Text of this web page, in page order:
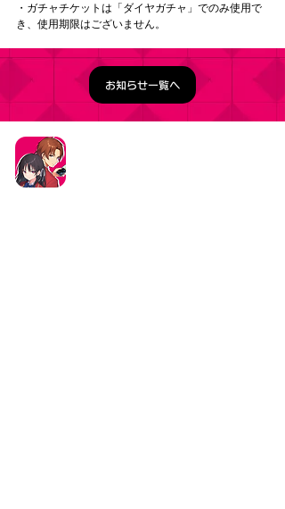
・ガチャチケットは「ダイヤガチャ」でのみ使用で
き、使用期限はございません。
お知らせ一覧へ